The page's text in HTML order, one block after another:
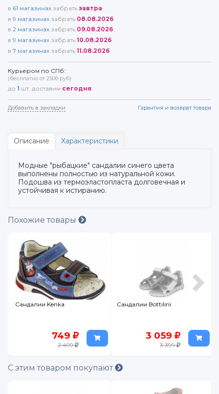
в 61 магазинах забрать завтра
в 9 магазинах забрать 08.08.2026
в 2 магазинах забрать 09.08.2026
в 9 магазинах забрать 10.08.2026
в 7 магазинах забрать 11.08.2026
Курьером по СПб:
(бесплатно от 2500 руб)
до 1 шт. доставим сегодня
Добавить в закладки Гарантия и возврат товара
Описание Характеристики
Модные "рыбацкие" сандалии синего цвета
выполнены полностью из натуральной кожи.
Подошва из термоэластопласта долговечная и
устойчивая к истиранию.
Похожие товары
Сандалии Kenka
749
2 499
Сандалии Bottilini
3 059
3 399
С этим товаром покупают